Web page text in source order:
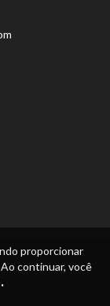
proporcionar
continuar, você